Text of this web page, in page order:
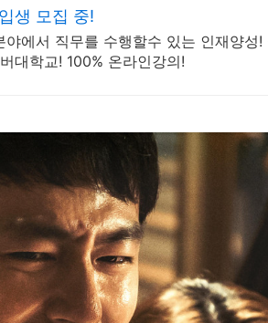
생 모집 중!
에서 직무를 수행할수 있는 인재양성!
대학교! 100% 온라인강의!